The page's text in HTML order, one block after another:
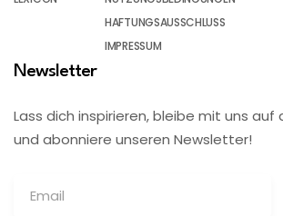
HAFTUNGSAUSSCHLUSS
IMPRESSUM
Newsletter
Lass dich inspirieren, bleibe mit uns auf
und abonniere unseren Newsletter!